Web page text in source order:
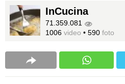
InCucina
71.359.081
1006 video • 590 foto